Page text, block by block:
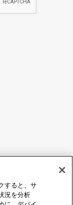
すると、サ
況を分析